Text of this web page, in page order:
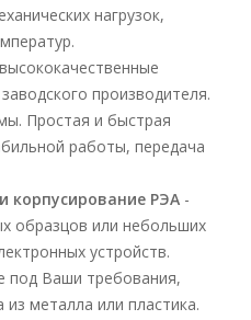
нагрузок,
производителя.
Простая и быстрая
работы, передача
корпусирование РЭА -
образцов или небольших
устройств.
под Ваши требования,
из металла или пластика.